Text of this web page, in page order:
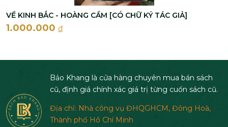
VỀ KINH BẮC - HOÀNG CẦM [CÓ CHỮ KÝ TÁC GIẢ]
1.000.000 đ
Bảo Khang là cửa hàng chuyên mua bán sách
cũ, định giá chính xác giá trị từng cuốn sách cũ.
Địa chỉ: Nhà công vụ ĐHQGHCM, Đông Hoà,
Thành phố Hồ Chí Minh